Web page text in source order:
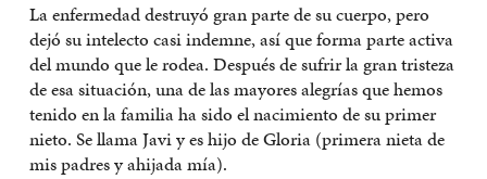
La enfermedad destruyó gran parte de su cuerpo, pero
dejó su intelecto casi indemne, así que forma parte activa
del mundo que le rodea. Después de sufrir la gran tristeza
de esa situación, una de las mayores alegrías que hemos
tenido en la familia ha sido el nacimiento de su primer
nieto. Se llama Javi y es hijo de Gloria (primera nieta de
mis padres y ahijada mía).